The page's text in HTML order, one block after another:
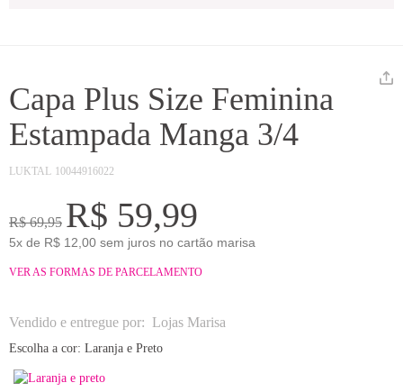
Capa Plus Size Feminina
Estampada Manga 3/4
LUKTAL 10044916022
R$ 69,95 R$ 59,99
5x de R$ 12,00 sem juros no cartão marisa
VER AS FORMAS DE PARCELAMENTO
Vendido e entregue por: Lojas Marisa
Escolha a cor: Laranja e Preto